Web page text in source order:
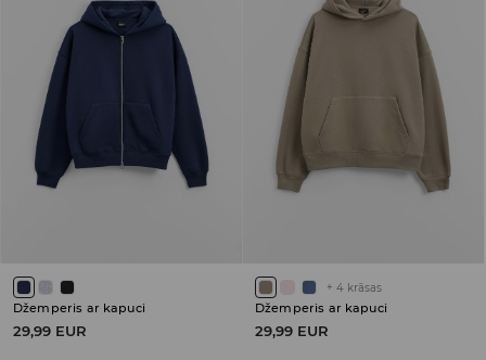
Džemperis ar kapuci
29,99 EUR
+ 4 krāsas
Džemperis ar kapuci
29,99 EUR